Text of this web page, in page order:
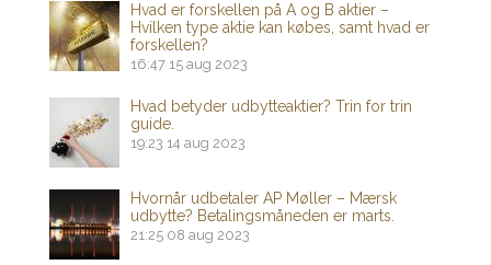
Hvad er forskellen på A og B aktier –
Hvilken type aktie kan købes, samt hvad er
forskellen?
16:47 15 aug 2023
Hvad betyder udbytteaktier? Trin for trin
guide.
19:23 14 aug 2023
Hvornår udbetaler AP Møller – Mærsk
udbytte? Betalingsmåneden er marts.
21:25 08 aug 2023